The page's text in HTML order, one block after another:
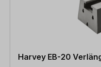
Harvey EB-20